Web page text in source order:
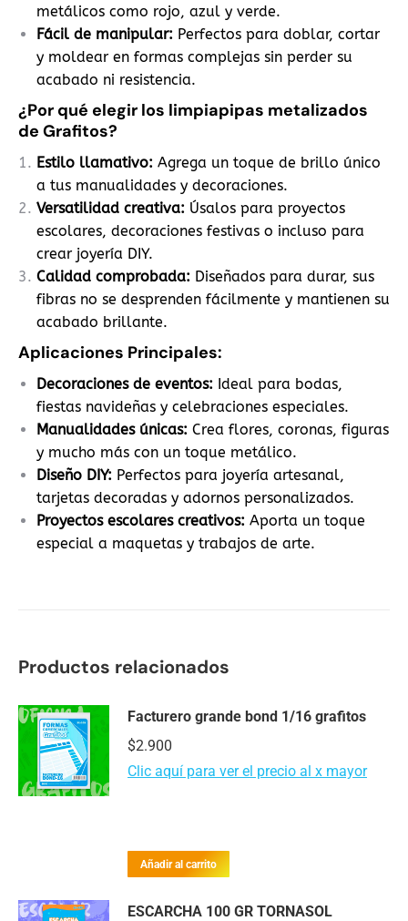
metálicos como rojo, azul y verde.
Fácil de manipular: Perfectos para doblar, cortar
y moldear en formas complejas sin perder su
acabado ni resistencia.
¿Por qué elegir los limpiapipas metalizados
de Grafitos?
Estilo llamativo: Agrega un toque de brillo único
a tus manualidades y decoraciones.
Versatilidad creativa: Úsalos para proyectos
escolares, decoraciones festivas o incluso para
crear joyería DIY.
Calidad comprobada: Diseñados para durar, sus
fibras no se desprenden fácilmente y mantienen su
acabado brillante.
Aplicaciones Principales:
Decoraciones de eventos: Ideal para bodas,
fiestas navideñas y celebraciones especiales.
Manualidades únicas: Crea flores, coronas, figuras
y mucho más con un toque metálico.
Diseño DIY: Perfectos para joyería artesanal,
tarjetas decoradas y adornos personalizados.
Proyectos escolares creativos: Aporta un toque
especial a maquetas y trabajos de arte.
Productos relacionados
Facturero grande bond 1/16 grafitos
$2.900
Clic aquí para ver el precio al x mayor
Añadir al carrito
ESCARCHA 100 GR TORNASOL